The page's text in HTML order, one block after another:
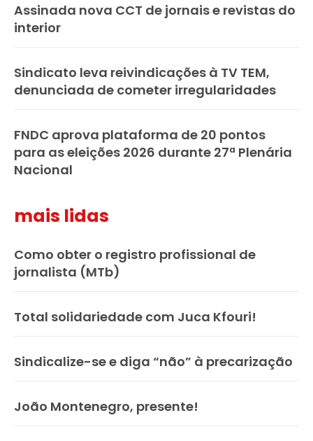
Assinada nova CCT de jornais e revistas do
interior
Sindicato leva reivindicações à TV TEM,
denunciada de cometer irregularidades
FNDC aprova plataforma de 20 pontos
para as eleições 2026 durante 27ª Plenária
Nacional
mais lidas
Como obter o registro profissional de
jornalista (MTb)
Total solidariedade com Juca Kfouri!
Sindicalize-se e diga “não” à precarização
João Montenegro, presente!